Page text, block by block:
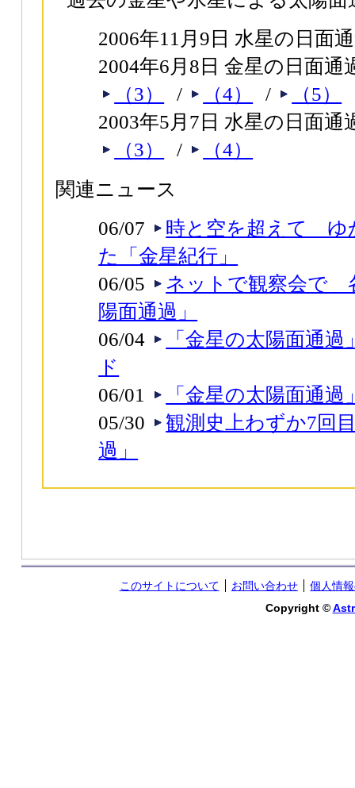
2006年11月9日 水星の日面
2004年6月8日 金星の日面通
（3）
/ （4） /
（5）
2003年5月7日 水星の日面通
（3）
/
（4）
関連ニュース
06/07
時と空を超えて ゆ
た「金星紀行」
06/05
ネットで観察会で
陽面通過」
06/04
「金星の太陽面通
ド
06/01
「金星の太陽面通
05/30
観測史上わずか7回
過」
このサイトについて お問い合わせ
個人情
Copyright ©